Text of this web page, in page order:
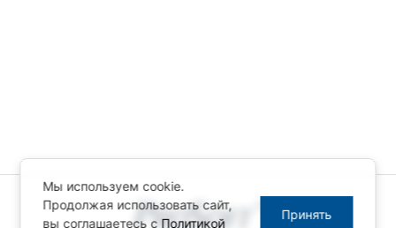
Мы используем cookie.
Продолжая использовать сайт,
вы соглашаетесь с Политикой
Принять